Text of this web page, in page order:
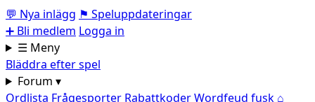
💬 Nya inlägg ⚑ Speluppdateringar
➕ Bli medlem Logga in
☰ Meny
Bläddra efter spel
Forum ▾
Ordlista Frågesporter RabattkoderWordfeud fusk ⌂